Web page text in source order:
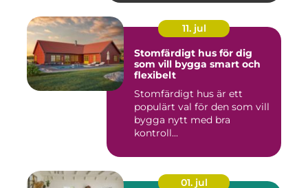
11. jul
Stomfärdigt hus för dig
som vill bygga smart och
flexibelt
Stomfärdigt hus är ett
populärt val för den som vill
bygga nytt med bra
kontroll...
01. jul